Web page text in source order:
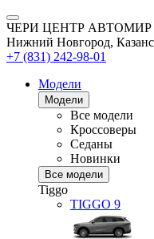
ЧЕРИ ЦЕНТР
Нижний Новгород,
+7 (831) 242-98-01
Модели
Модели
Все модели
Кроссоверы
Седаны
Новинки
Все модели
Tiggo
TIGGO 9